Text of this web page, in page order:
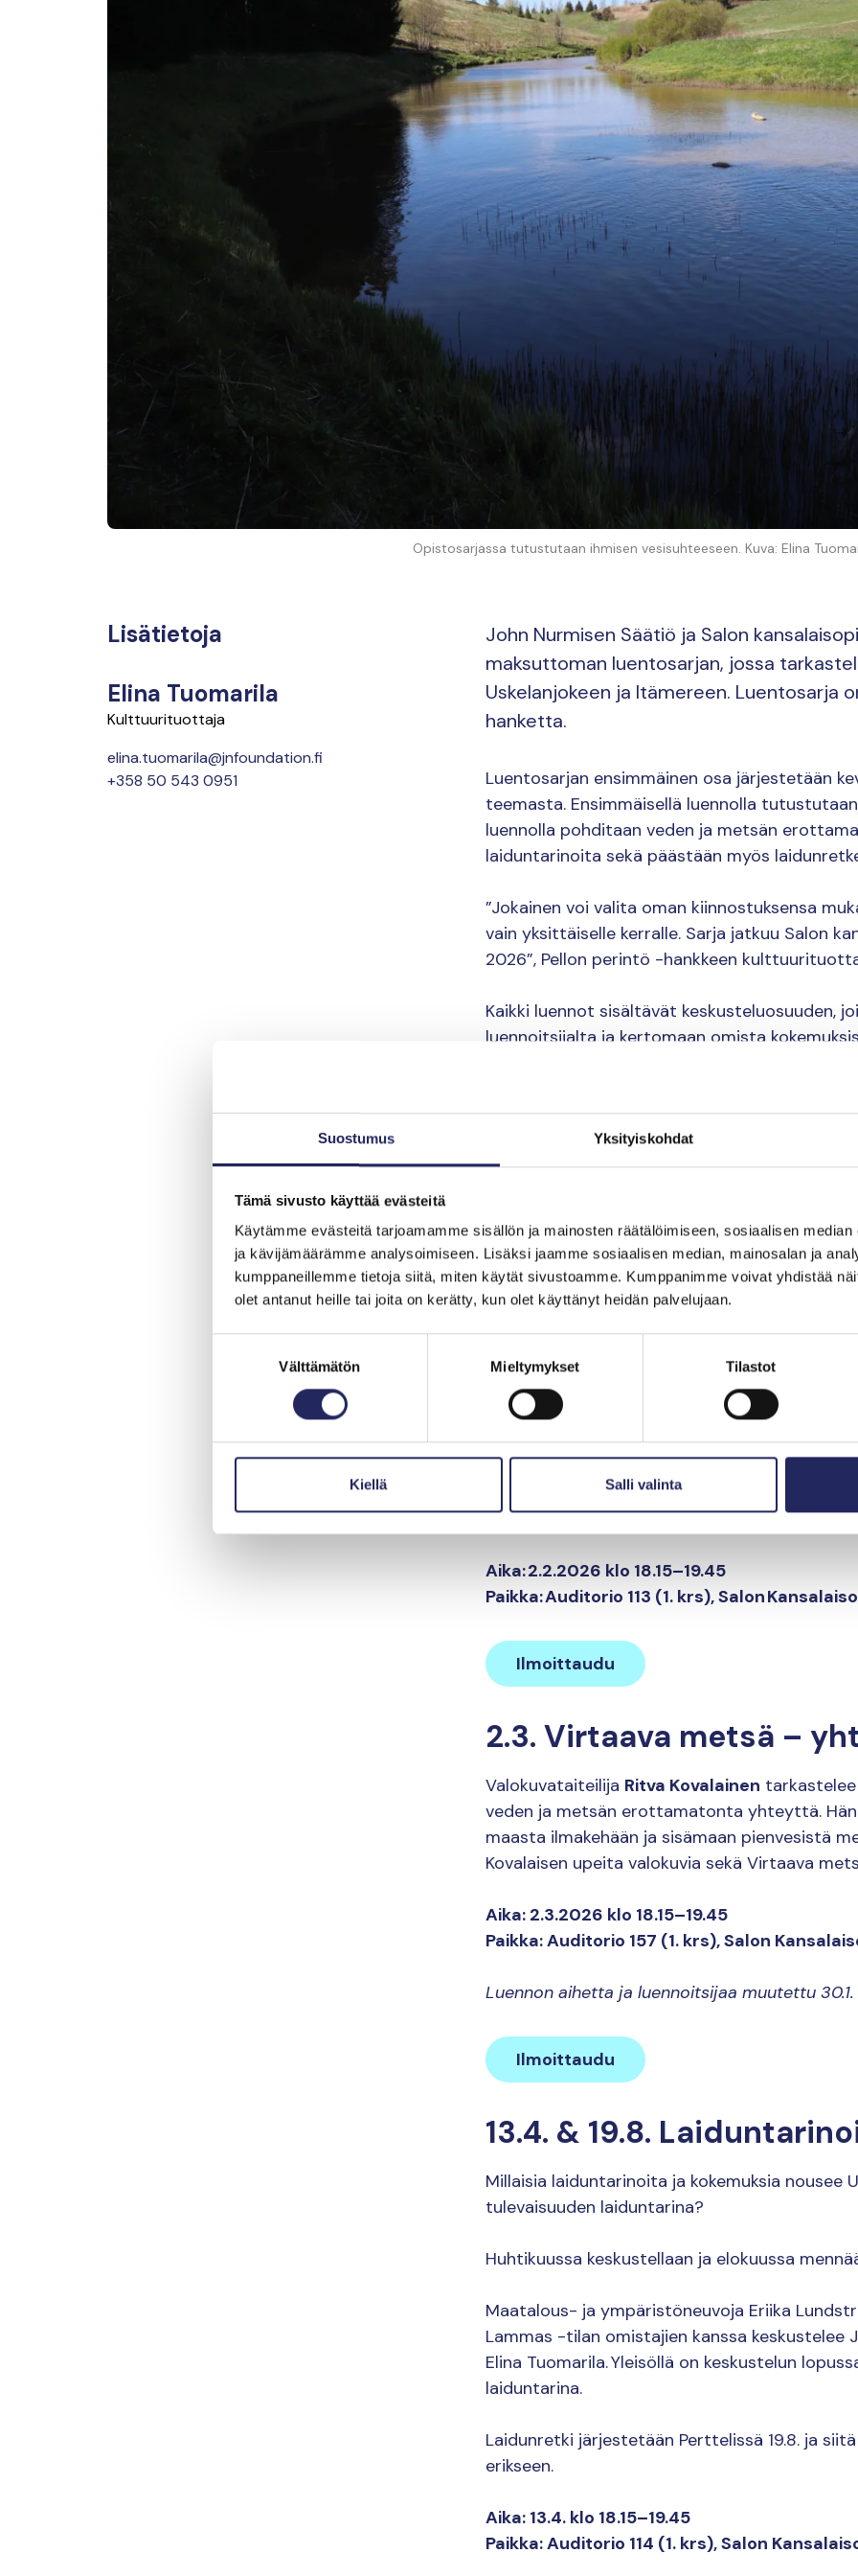
Suostumus Yksityiskohdat
Tämä sivusto käyttää evästeitä
Käytämme evästeitä tarjoamamme sisällön ja mainosten räätälöimiseen, sosiaalisen
ja kävijämäärämme analysoimiseen. Lisäksi jaamme sosiaalisen median, mainosalan ja
kumppaneillemme tietoja siitä, miten käytät sivustoamme. Kumppanimme voivat yhdistää
olet antanut heille tai joita on kerätty, kun olet käyttänyt heidän palvelujaan.
Välttämätön Mieltymykset Tilastot
Kiellä Salli valinta
Opistosarjassa tutustutaan ihmisen vesisuhteeseen. Kuva: Elina
Lisätietoja
Elina Tuomarila
Kulttuurituottaja
elina.tuomarila@jnfoundation.fi
+358 50 543 0951
John Nurmisen Säätiö ja Salon
maksuttoman luentosarjan, jossa
Uskelanjokeen ja Itämereen. Luentosarja
hanketta.
Luentosarjan ensimmäinen osa järjestetään
teemasta. Ensimmäisellä luennolla
luennolla pohditaan veden ja metsän
laiduntarinoita sekä päästään myös
”Jokainen voi valita oman kiinnostuksensa
vain yksittäiselle kerralle. Sarja jatkuu Salon
2026”, Pellon perintö -hankkeen
Kaikki luennot sisältävät keskusteluosuuden,
luennoitsijalta ja kertomaan omista
Luennot ovat maksuttomia, mutta niille
Tutustu luentoihin
2.2. Joen ja pellon
Mistä ihmisen ja joen suhde alkoi? Mitä on
perintö?
Suomen maatalousmuseo Sarassa
historiallisen näkymän maatalouden ja
jatkumoon. Esitelmässä kerrotaan, miten
viljelyä ja miten jokirantojen käyttö on
viljelijöiden vuosisatojen saatossa
luontosuhdetta.
Aika: 2.2.2026 klo 18.15–19.45
Paikka: Auditorio 113 (1. krs), Salon
Ilmoittaudu
2.3. Virtaava metsä –
Valokuvataiteilija Ritva Kovalainen
veden ja metsän erottamatonta yhteyttä.
maasta ilmakehään ja sisämaan pienvesistä
Kovalaisen upeita valokuvia sekä Virtaava
Aika: 2.3.2026 klo 18.15–19.45
Paikka: Auditorio 157 (1. krs), Salon
Luennon aihetta ja luennoitsijaa muutettu 30.1.
Ilmoittaudu
13.4. & 19.8.
Millaisia laiduntarinoita ja kokemuksia
tulevaisuuden laiduntarina?
Huhtikuussa keskustellaan ja elokuussa
Maatalous- ja ympäristöneuvoja Eriika
Lammas -tilan omistajien kanssa
Elina Tuomarila. Yleisöllä on keskustelun
laiduntarina.
Laidunretki järjestetään Perttelissä 19.8. ja
erikseen.
Aika: 13.4. klo 18.15–19.45
Paikka: Auditorio 114 (1. krs), Salon